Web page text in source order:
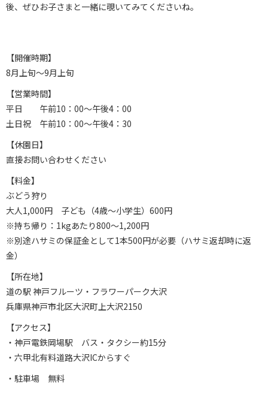
後、ぜひお子さまと一緒に覗いてみてくださいね。
【開催時期】
8月上旬～9月上旬
【営業時間】
平日 午前10：00～午後4：00
土日祝 午前10：00～午後4：30
【休園日】
直接お問い合わせください
【料金】
ぶどう狩り
大人1,000円 子ども（4歳～小学生）600円
※持ち帰り：1kgあたり800～1,200円
※別途ハサミの保証金として1本500円が必要（ハサミ返却時に返
金）
【所在地】
道の駅 神戸フルーツ・フラワーパーク大沢
兵庫県神戸市北区大沢町上大沢2150
【アクセス】
・神戸電鉄岡場駅 バス・タクシー約15分
・六甲北有料道路大沢ICからすぐ
・駐車場 無料